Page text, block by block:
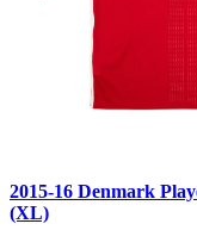
2015-16 Denmark
(XL)